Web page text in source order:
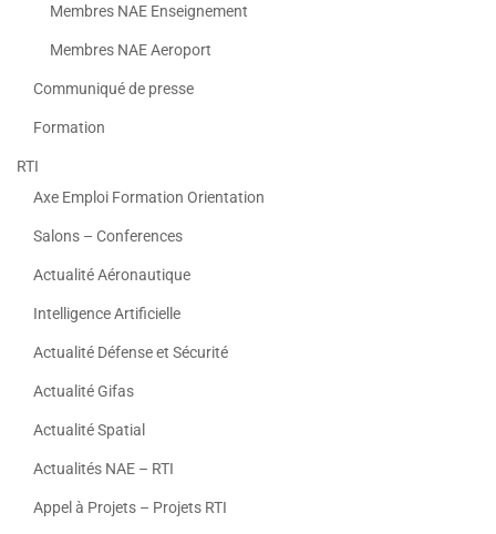
Membres NAE Enseignement
Membres NAE Aeroport
Communiqué de presse
Formation
RTI
Axe Emploi Formation Orientation
Salons – Conferences
Actualité Aéronautique
Intelligence Artificielle
Actualité Défense et Sécurité
Actualité Gifas
Actualité Spatial
Actualités NAE – RTI
Appel à Projets – Projets RTI